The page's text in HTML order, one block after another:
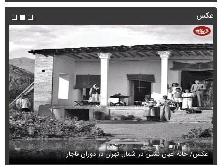
عکس
عکس/ خانه اعیان نشین در شمال تهران در دوران قاجار